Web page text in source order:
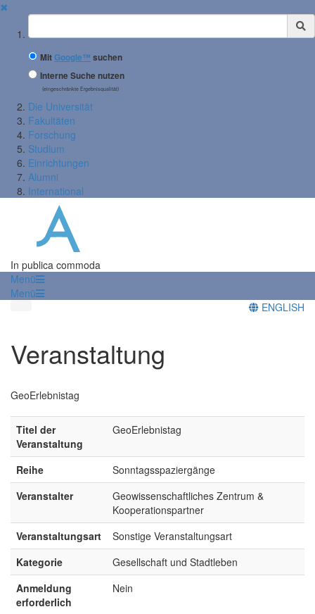
✖
Suchbegriff
MitGoogle™ suchen
Interne Suche nutzen
(eingeschränkte Ergebnisqualität)
Die Universität
Fakultäten
Forschung
Studium
Einrichtungen
Alumni
International
In publica commoda
Menü
Menü
ENGLISH
Veranstaltung
GeoErlebnistag
Titel der
Veranstaltung
GeoErlebnistag
Reihe
Sonntagsspaziergänge
Veranstalter
Geowissenschaftliches Zentrum &
Kooperationspartner
Veranstaltungsart
Sonstige Veranstaltungsart
Kategorie
Gesellschaft und Stadtleben
Anmeldung
erforderlich
Nein